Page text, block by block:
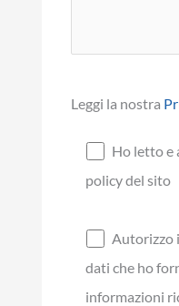
Leggi la nostra
Ho letto e
policy del sito
Autorizzo
dati che ho
informazioni